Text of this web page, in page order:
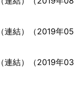
連結）（2019年05
連結）（2019年03